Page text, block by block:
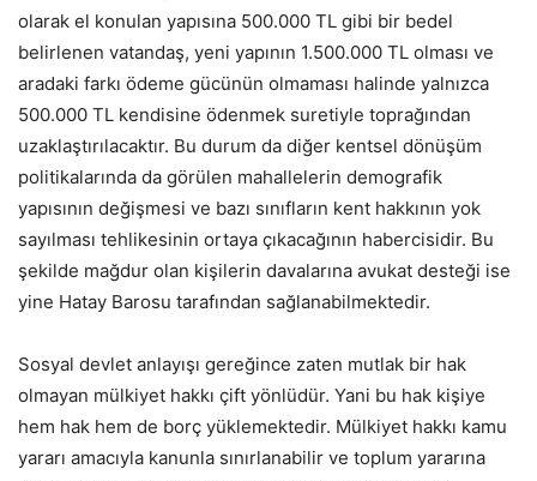
olarak el konulan yapısına 500.000 TL gibi bir bedel
belirlenen vatandaş, yeni yapının 1.500.000 TL olması ve
aradaki farkı ödeme gücünün olmaması halinde yalnızca
500.000 TL kendisine ödenmek suretiyle toprağından
uzaklaştırılacaktır. Bu durum da diğer kentsel dönüşüm
politikalarında da görülen mahallelerin demografik
yapısının değişmesi ve bazı sınıfların kent hakkının yok
sayılması tehlikesinin ortaya çıkacağının habercisidir. Bu
şekilde mağdur olan kişilerin davalarına avukat desteği ise
yine Hatay Barosu tarafından sağlanabilmektedir.
Sosyal devlet anlayışı gereğince zaten mutlak bir hak
olmayan mülkiyet hakkı çift yönlüdür. Yani bu hak kişiye
hem hak hem de borç yüklemektedir. Mülkiyet hakkı kamu
yararı amacıyla kanunla sınırlanabilir ve toplum yararına